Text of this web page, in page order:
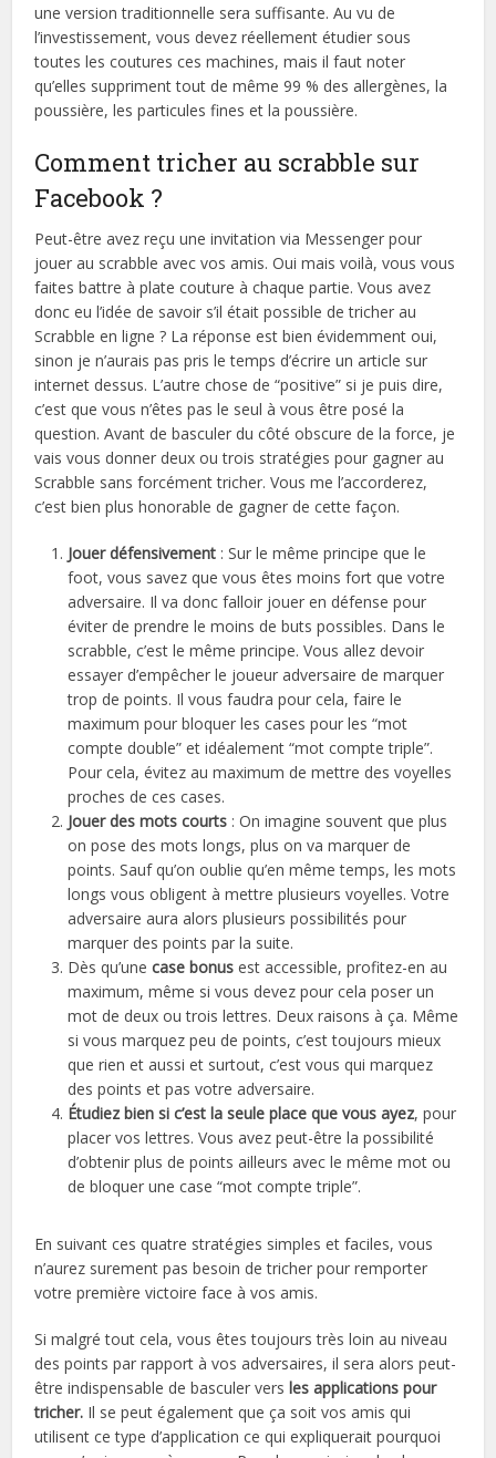
une version traditionnelle sera suffisante. Au vu de
l’investissement, vous devez réellement étudier sous
toutes les coutures ces machines, mais il faut noter
qu’elles suppriment tout de même 99 % des allergènes, la
poussière, les particules fines et la poussière.
Comment tricher au scrabble sur
Facebook ?
Peut-être avez reçu une invitation via Messenger pour
jouer au scrabble avec vos amis. Oui mais voilà, vous vous
faites battre à plate couture à chaque partie. Vous avez
donc eu l’idée de savoir s’il était possible de tricher au
Scrabble en ligne ? La réponse est bien évidemment oui,
sinon je n’aurais pas pris le temps d’écrire un article sur
internet dessus. L’autre chose de “positive” si je puis dire,
c’est que vous n’êtes pas le seul à vous être posé la
question. Avant de basculer du côté obscure de la force, je
vais vous donner deux ou trois stratégies pour gagner au
Scrabble sans forcément tricher. Vous me l’accorderez,
c’est bien plus honorable de gagner de cette façon.
Jouer défensivement : Sur le même principe que le
foot, vous savez que vous êtes moins fort que votre
adversaire. Il va donc falloir jouer en défense pour
éviter de prendre le moins de buts possibles. Dans le
scrabble, c’est le même principe. Vous allez devoir
essayer d’empêcher le joueur adversaire de marquer
trop de points. Il vous faudra pour cela, faire le
maximum pour bloquer les cases pour les “mot
compte double” et idéalement “mot compte triple”.
Pour cela, évitez au maximum de mettre des voyelles
proches de ces cases.
Jouer des mots courts : On imagine souvent que plus
on pose des mots longs, plus on va marquer de
points. Sauf qu’on oublie qu’en même temps, les mots
longs vous obligent à mettre plusieurs voyelles. Votre
adversaire aura alors plusieurs possibilités pour
marquer des points par la suite.
Dès qu’unecase bonus est accessible, profitez-en au
maximum, même si vous devez pour cela poser un
mot de deux ou trois lettres. Deux raisons à ça. Même
si vous marquez peu de points, c’est toujours mieux
que rien et aussi et surtout, c’est vous qui marquez
des points et pas votre adversaire.
Étudiez bien si c’est la seule place que vous ayez, pour
placer vos lettres. Vous avez peut-être la possibilité
d’obtenir plus de points ailleurs avec le même mot ou
de bloquer une case “mot compte triple”.
En suivant ces quatre stratégies simples et faciles, vous
n’aurez surement pas besoin de tricher pour remporter
votre première victoire face à vos amis.
Si malgré tout cela, vous êtes toujours très loin au niveau
des points par rapport à vos adversaires, il sera alors peut-
être indispensable de basculer versles applications pour
tricher. Il se peut également que ça soit vos amis qui
utilisent ce type d’application ce qui expliquerait pourquoi